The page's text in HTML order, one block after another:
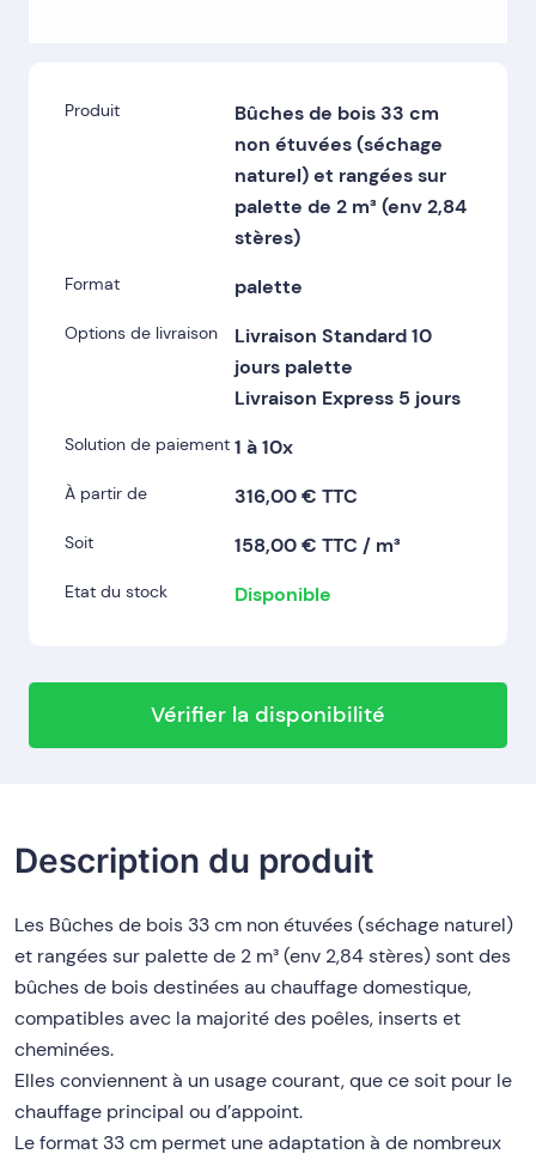
Produit
Bûches de bois 33 cm
non étuvées (séchage
naturel) et rangées sur
palette de 2 m³ (env 2,84
stères)
Format palette
Options de livraison
Livraison Standard 10
jours palette
Livraison Express 5 jours
Solution de paiement 1 à 10x
À partir de 316,00 € TTC
Soit 158,00 € TTC / m³
Etat du stock Disponible
Vérifier la disponibilité
Description du produit
Les Bûches de bois 33 cm non étuvées (séchage naturel)
et rangées sur palette de 2 m³ (env 2,84 stères) sont des
bûches de bois destinées au chauffage domestique,
compatibles avec la majorité des poêles, inserts et
cheminées.
Elles conviennent à un usage courant, que ce soit pour le
chauffage principal ou d’appoint.
Le format 33 cm permet une adaptation à de nombreux